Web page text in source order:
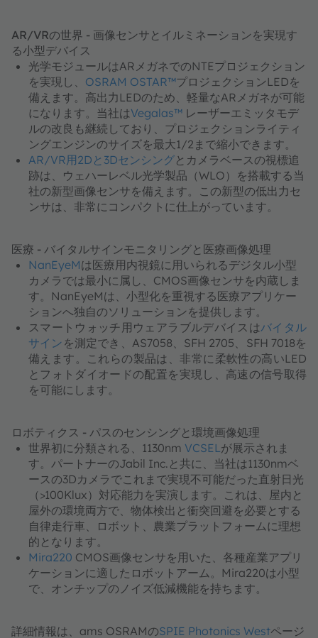
AR/VRの世界 - 画像センサとイルミネーションを実現す
る小型デバイス
光学モジュールはARメガネでのNTEプロジェクション
を実現し、 OSRAM OSTAR™プロジェクションLEDを
備えます。高出力LEDのため、軽量なARメガネが可能
になります。当社は​​​​​​​Vegalas™ レーザーエミッタモデ
ルの改良も継続しており、プロジェクションライティ
ングエンジンのサイズを最大1/2まで縮小できます。
AR/VR用2Dと3Dセンシングとカメラベースの視標追
跡は、ウェハーレベル光学製品（WLO）を搭載する当
社の新型画像センサを備えます。この新型の低出力セ
ンサは、非常にコンパクトに仕上がっています。
医療 - バイタルサインモニタリングと医療画像処理
NanEyeMは医療用内視鏡に用いられるデジタル小型
カメラでは最小に属し、CMOS画像センサを内蔵しま
す。NanEyeMは、小型化を重視する医療アプリケー
ションへ独自のソリューションを提供します。
スマートウォッチ用ウェアラブルデバイスはバイタル
サイン を測定でき、AS7058、SFH 2705、SFH 7018を
備えます。これらの製品は、非常に柔軟性の高いLED
とフォトダイオードの配置を実現し、高速の信号取得
を可能にします。
ロボティクス - パスのセンシングと環境画像処理
世界初に分類される、1130nm​​​​​​​ VCSEL が展示されま
す。パートナーのJabil Inc.と共に、当社は1130nmベ
ースの3Dカメラでこれまで実現不可能だった直射日光
（>100Klux）対応能力を実演します。これは、屋内と
屋外の環境両方で、物体検出と衝突回避を必要とする
自律走行車、ロボット、農業プラットフォームに理想
的となります。
Mira220 CMOS画像センサを用いた、各種産業アプリ
ケーションに適したロボットアーム。Mira220は小型
で、オンチップのノイズ低減機能を持ちます。
詳細情報は、ams OSRAMの​​​​​​​SPIE Photonics Westページ